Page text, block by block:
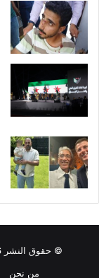
© حقوق النشر 2026، جميع الحقوق محفوظة | سناك سوري
من نحن